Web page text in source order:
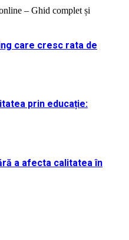
– Ghid complet și
care cresc rata de
prin educație:
a afecta calitatea în